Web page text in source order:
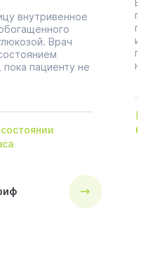
внутривенное
Врач
пациенту не
В